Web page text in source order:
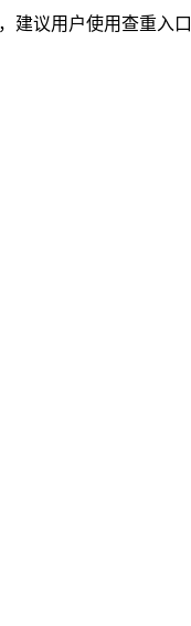
议用户使用查重入